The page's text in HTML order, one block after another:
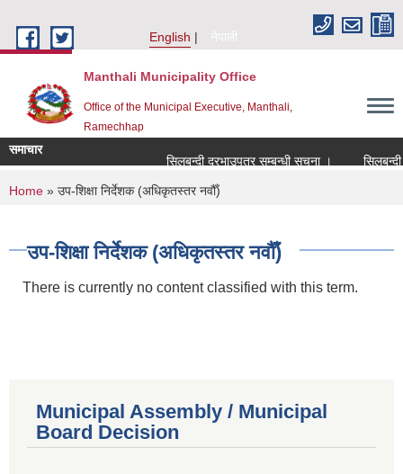
English
नेपाली
Manthali Municipality Office
Office of the Municipal Executive, Manthali,
Ramechhap
समाचार
सिलबन्दी दरभाउपत्र सम्बन्धी सूचना ।
सिलबन्दी
You are here
Home » उप-शिक्षा निर्देशक (अधिकृतस्तर नवौँ)
उप-शिक्षा निर्देशक (अधिकृतस्तर नवौँ)
There is currently no content classified with this term.
Municipal Assembly / Municipal
Board Decision